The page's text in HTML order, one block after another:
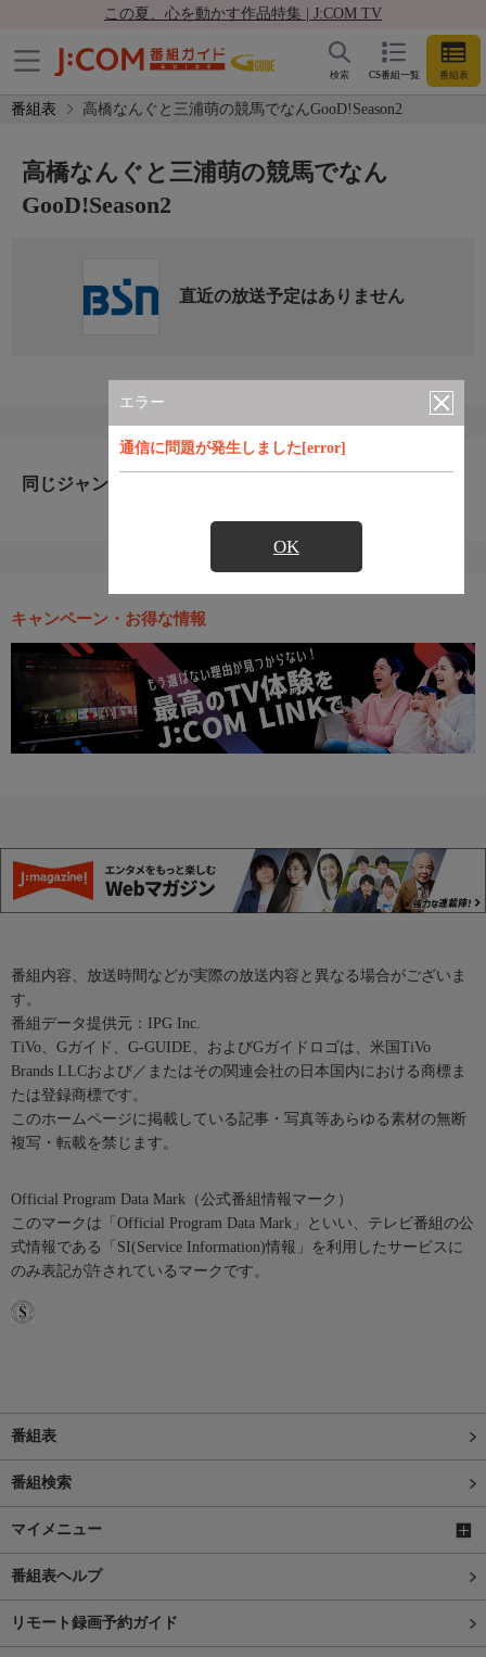
この夏、心を動かす作品特集 | J:COM TV
CS番組一覧 番組表
検索
番組表 高橋なんぐと三浦萌の競馬でなんGooD!Season2
エラー
通信に問題が発生しました[error]
OK
高橋なんぐと三浦萌の競馬でなん
GooD!Season2
直近の放送予定はありません
同じジャンルのおすすめ番組
キャンペーン・お得な情報
番組内容、放送時間などが実際の放送内容と異なる場合がございま
す。
番組データ提供元：IPG Inc.
TiVo、Gガイド、G-GUIDE、およびGガイドロゴは、米国TiVo
Brands LLCおよび／またはその関連会社の日本国内における商標ま
たは登録商標です。
このホームページに掲載している記事・写真等あらゆる素材の無断
複写・転載を禁じます。
Official Program Data Mark（公式番組情報マーク）
このマークは「Official Program Data Mark」といい、テレビ番組の公
式情報である「SI(Service Information)情報」を利用したサービスに
のみ表記が許されているマークです。
番組表
番組検索
マイメニュー
番組表ヘルプ
リモート録画予約ガイド